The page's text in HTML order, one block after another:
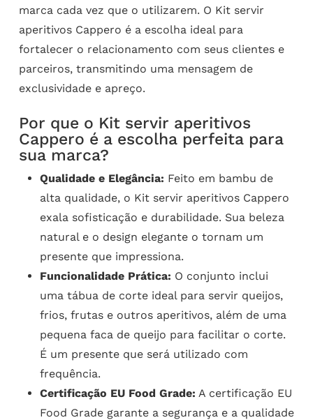
marca cada vez que o utilizarem. O Kit servir
aperitivos Cappero é a escolha ideal para
fortalecer o relacionamento com seus clientes e
parceiros, transmitindo uma mensagem de
exclusividade e apreço.
Por que o Kit servir aperitivos
Cappero é a escolha perfeita para
sua marca?
Qualidade e Elegância: Feito em bambu de
alta qualidade, o Kit servir aperitivos Cappero
exala sofisticação e durabilidade. Sua beleza
natural e o design elegante o tornam um
presente que impressiona.
Funcionalidade Prática: O conjunto inclui
uma tábua de corte ideal para servir queijos,
frios, frutas e outros aperitivos, além de uma
pequena faca de queijo para facilitar o corte.
É um presente que será utilizado com
frequência.
Certificação EU Food Grade: A certificação EU
Food Grade garante a segurança e a qualidade